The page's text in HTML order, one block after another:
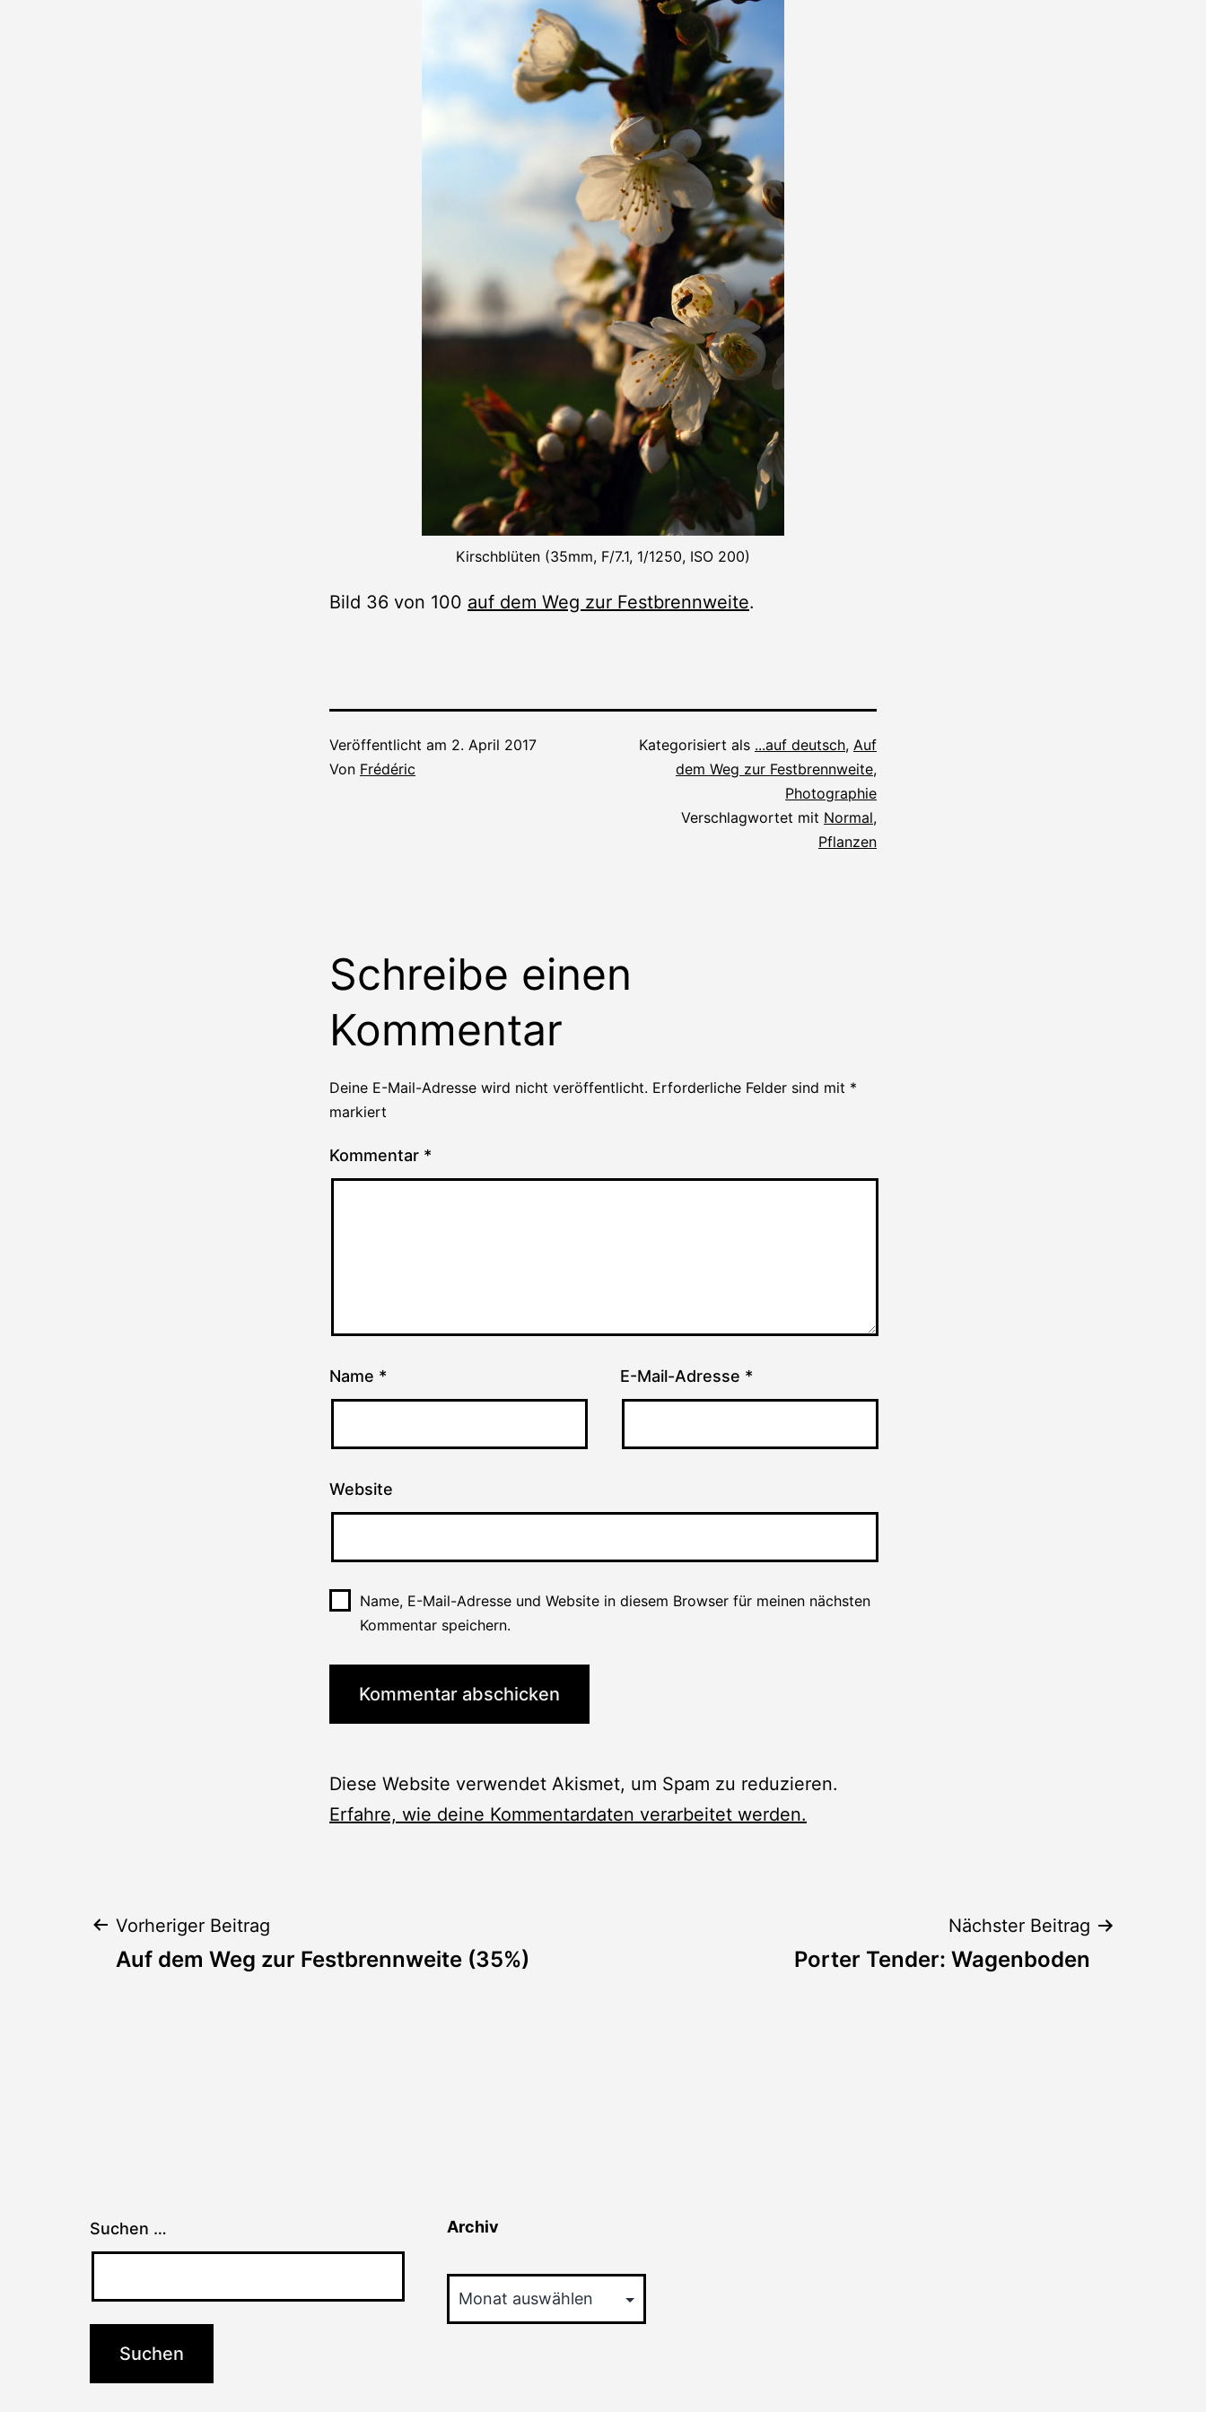
Kirschblüten (35mm, F/7.1, 1/1250, ISO 200)
Bild 36 von 100 auf dem Weg zur Festbrennweite.
Veröffentlicht am 2. April 2017
Von Frédéric
Kategorisiert als ...auf deutsch, Auf
dem Weg zur Festbrennweite,
Photographie
Verschlagwortet mit Normal,
Pflanzen
Schreibe einen
Kommentar
Deine E-Mail-Adresse wird nicht veröffentlicht. Erforderliche Felder sind mit *
markiert
Kommentar *
Name * E-Mail-Adresse *
Website
Name, E-Mail-Adresse und Website in diesem Browser für meinen nächsten
Kommentar speichern.
Diese Website verwendet Akismet, um Spam zu reduzieren.
Erfahre, wie deine Kommentardaten verarbeitet werden.
Beitragsnavigation
Vorheriger Beitrag
Auf dem Weg zur Festbrennweite (35%)
Nächster Beitrag
Porter Tender: Wagenboden
Suchen … Archiv